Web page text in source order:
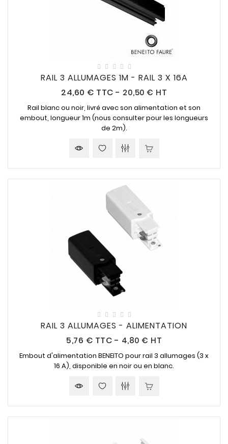
RAIL 3 ALLUMAGES 1M - RAIL 3 X 16A
24,60 € Prix
TTC - 20,50 € HT
Rail blanc ou noir, livré avec son alimentation et son
embout, longueur 1m (nous consulter pour les longueurs
de 2m).
RAIL 3 ALLUMAGES - ALIMENTATION
5,76 € Prix
TTC - 4,80 € HT
Embout d'alimentation BENEITO pour rail 3 allumages (3 x
16 A), disponible en noir ou en blanc.